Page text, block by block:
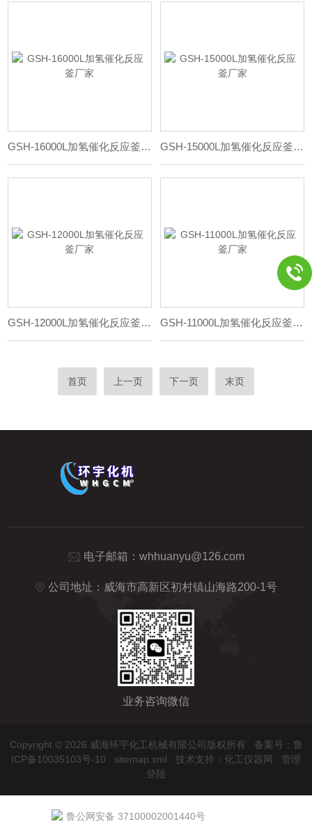
GSH-16000L加氢催化反应釜厂家 GSH-15000L加氢催化反应釜厂家
GSH-12000L加氢催化反应釜厂家 GSH-11000L加氢催化反应釜厂家
首页 上一页 下一页 末页
电子邮箱： whhuanyu@126.com
公司地址：威海市高新区初村镇山海路200-1号
业务咨询微信
Copyright © 2026 威海环宇化工机械有限公司版权所有 备案号：鲁
ICP备10035103号-10
sitemap.xml 技术支持： 化工仪器网
管理
登陆
鲁公网安备 37100002001440号